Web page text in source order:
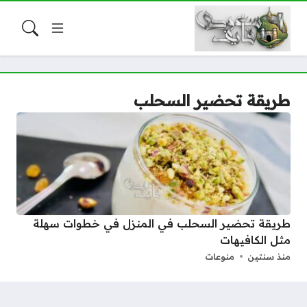
طريقة تحضير السحلب
طريقة تحضير السحلب في المنزل في خطوات سهلة
مثل الكافيهات
منذ سنتين منوعات